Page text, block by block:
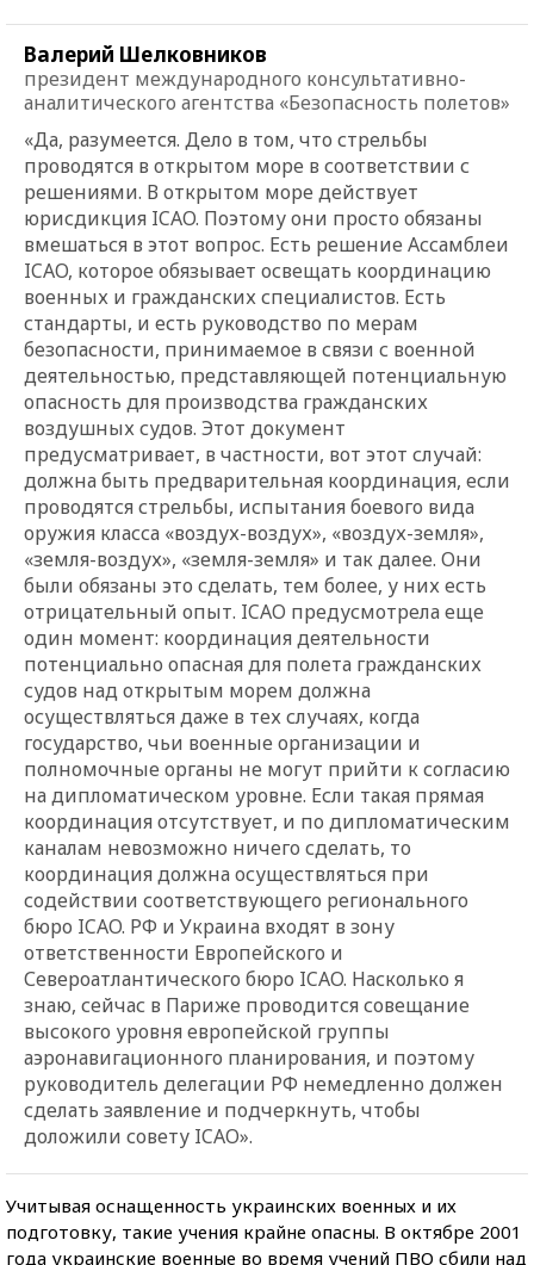
Валерий Шелковников
президент международного консультативно-
аналитического агентства «Безопасность полетов»
«Да, разумеется. Дело в том, что стрельбы
проводятся в открытом море в соответствии с
решениями. В открытом море действует
юрисдикция ICAO. Поэтому они просто обязаны
вмешаться в этот вопрос. Есть решение Ассамблеи
ICAO, которое обязывает освещать координацию
военных и гражданских специалистов. Есть
стандарты, и есть руководство по мерам
безопасности, принимаемое в связи с военной
деятельностью, представляющей потенциальную
опасность для производства гражданских
воздушных судов. Этот документ
предусматривает, в частности, вот этот случай:
должна быть предварительная координация, если
проводятся стрельбы, испытания боевого вида
оружия класса «воздух-воздух», «воздух-земля»,
«земля-воздух», «земля-земля» и так далее. Они
были обязаны это сделать, тем более, у них есть
отрицательный опыт. ICAO предусмотрела еще
один момент: координация деятельности
потенциально опасная для полета гражданских
судов над открытым морем должна
осуществляться даже в тех случаях, когда
государство, чьи военные организации и
полномочные органы не могут прийти к согласию
на дипломатическом уровне. Если такая прямая
координация отсутствует, и по дипломатическим
каналам невозможно ничего сделать, то
координация должна осуществляться при
содействии соответствующего регионального
бюро ICAO. РФ и Украина входят в зону
ответственности Европейского и
Североатлантического бюро ICAO. Насколько я
знаю, сейчас в Париже проводится совещание
высокого уровня европейской группы
аэронавигационного планирования, и поэтому
руководитель делегации РФ немедленно должен
сделать заявление и подчеркнуть, чтобы
доложили совету ICAO».
Учитывая оснащенность украинских военных и их
подготовку, такие учения крайне опасны. В октябре 2001
года украинские военные во время учений ПВО сбили над